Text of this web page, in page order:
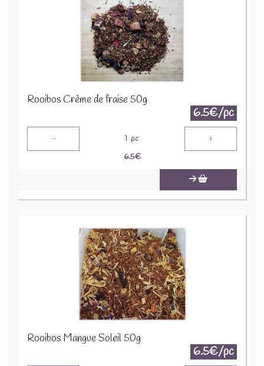
Rooibos Crème de fraise 50g
6.5€/pc
- 1 pc +
6.5€
Rooibos Mangue Soleil 50g
6.5€/pc